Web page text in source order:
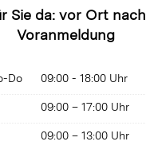
Sie da: vor Ort nach
Voranmeldung
Do 09:00 - 18:00 Uhr
09:00 – 17:00 Uhr
09:00 – 13:00 Uhr